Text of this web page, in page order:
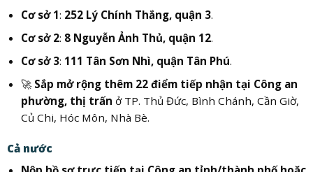
Cơ sở 1: 252 Lý Chính Thắng, quận 3.
Cơ sở 2: 8 Nguyễn Ảnh Thủ, quận 12.
Cơ sở 3: 111 Tân Sơn Nhì, quận Tân Phú.
🚀 Sắp mở rộng thêm 22 điểm tiếp nhận tại Công an
phường, thị trấn ở TP. Thủ Đức, Bình Chánh, Cần Giờ,
Củ Chi, Hóc Môn, Nhà Bè.
Cả nước